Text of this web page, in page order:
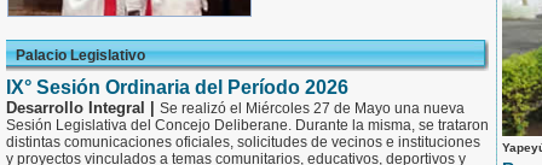
Palacio Legislativo
IX° Sesión Ordinaria del Período 2026
Desarrollo Integral | Se realizó el Miércoles 27 de Mayo una nueva
Sesión Legislativa del Concejo Deliberane. Durante la misma, se trataron
distintas comunicaciones oficiales, solicitudes de vecinos e instituciones
y proyectos vinculados a temas comunitarios, educativos, deportivos y